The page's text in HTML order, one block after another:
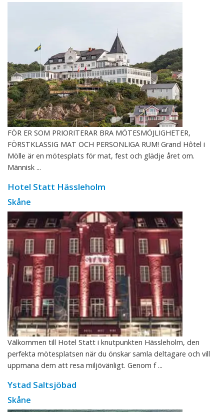
FÖR ER SOM PRIORITERAR BRA MÖTESMÖJLIGHETER,
FÖRSTKLASSIG MAT OCH PERSONLIGA RUM! Grand Hôtel i
Mölle är en mötesplats för mat, fest och glädje året om.
Människ ...
Hotel Statt Hässleholm
Skåne
Välkommen till Hotel Statt i knutpunkten Hässleholm, den
perfekta mötesplatsen när du önskar samla deltagare och vill
uppmana dem att resa miljövänligt. Genom f ...
Ystad Saltsjöbad
Skåne